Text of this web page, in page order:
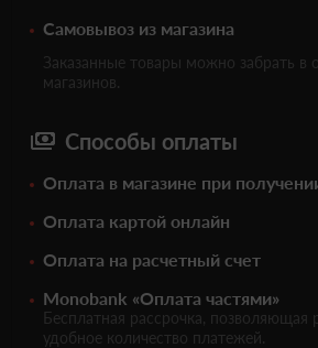
Самовывоз из магазина
Заказанные товары можно забрать в
магазинов.
Способы оплаты
Оплата в магазине при
Оплата картой онлайн
Оплата на расчетный счет
Monobank «Оплата частями»
Бесплатная рассрочка, позволяющая
удобное количество платежей.